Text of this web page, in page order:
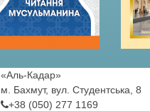
«Аль-Кадар»
м. Бахмут, вул. Студентська, 8
+38 (050) 277 1169